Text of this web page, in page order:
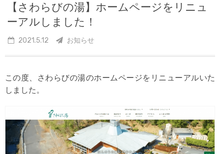
【さわらびの湯】ホームページをリニュ
ーアルしました！
2021.5.12 お知らせ
この度、さわらびの湯のホームページをリニューアルいた
しました。